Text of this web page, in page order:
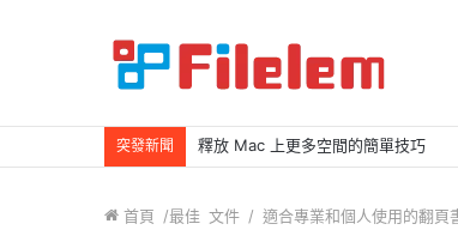
突發新聞 釋放 Mac 上更多空間的簡單技巧
首頁 /最佳 文件 / 適合專業和個人使用的翻頁